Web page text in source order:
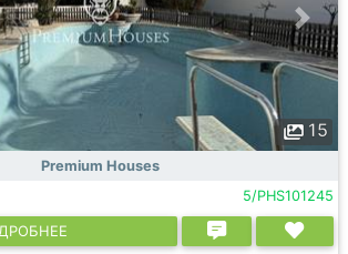
15
Premium Houses
5/PHS101245